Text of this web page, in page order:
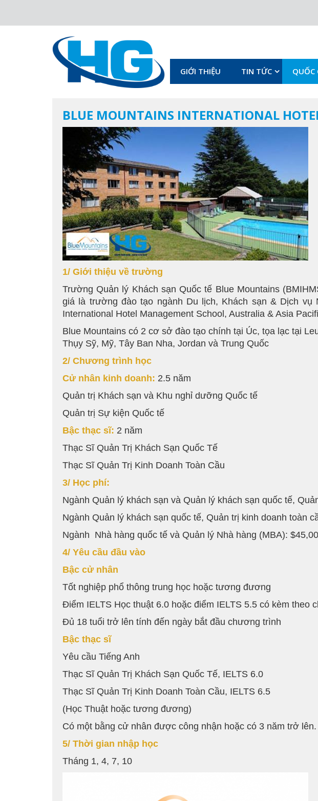
GIỚI THIỆU TIN TỨC QUỐC
BLUE MOUNTAINS INTERNATIONAL
1/ Giới thiệu về trường
Trường Quản lý Khách sạn Quốc tế Blue Mountains
giá là trường đào tạo ngành Du lịch, Khách sạn & Dịch
International Hotel Management School, Australia & Asia
Blue Mountains có 2 cơ sở đào tạo chính tại Úc, tọa lạc tại
Thụy Sỹ, Mỹ, Tây Ban Nha, Jordan và Trung Quốc
2/ Chương trình học
Cử nhân kinh doanh: 2.5 năm
Quản trị Khách sạn và Khu nghỉ dưỡng Quốc tế
Quản trị Sự kiện Quốc tế
Bậc thạc sĩ: 2 năm
Thạc Sĩ Quản Trị Khách Sạn Quốc Tế
Thạc Sĩ Quản Trị Kinh Doanh Toàn Cầu
3/ Học phí:
Ngành Quản lý khách sạn và Quản lý khách sạn quốc tế,
Ngành Quản lý khách sạn quốc tế, Quản trị kinh doanh toàn
Ngành Nhà hàng quốc tế và Quản lý Nhà hàng (MBA):
4/ Yêu cầu đầu vào
Bậc cử nhân
Tốt nghiệp phổ thông trung học hoặc tương đương
Điểm IELTS Học thuật 6.0 hoặc điểm IELTS 5.5 có kèm theo
Đủ 18 tuổi trở lên tính đến ngày bắt đầu chương trình
Bậc thạc sĩ
Yêu cầu Tiếng Anh
Thạc Sĩ Quản Trị Khách Sạn Quốc Tế, IELTS 6.0
Thạc Sĩ Quản Trị Kinh Doanh Toàn Cầu, IELTS 6.5
(Học Thuật hoặc tương đương)
Có một bằng cử nhân được công nhận hoặc có 3 năm trở
5/ Thời gian nhập học
Tháng 1, 4, 7, 10